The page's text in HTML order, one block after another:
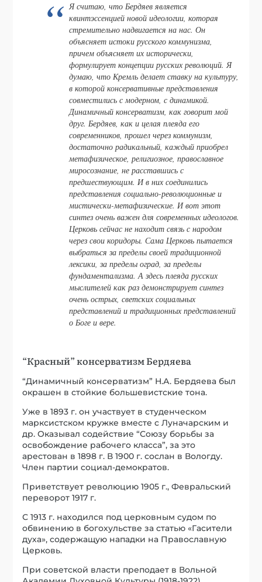
Я считаю, что Бердяев является
квинтэссенцией новой идеологии, которая
стремительно надвигается на нас. Он
объясняет истоки русского коммунизма,
причем объясняет их исторически,
формулирует концепции русских революций. Я
думаю, что Кремль делает ставку на культуру,
в которой консервативные представления
совместились с модерном, с динамикой.
Динамичный консерватизм, как говорит мой
друг. Бердяев, как и целая плеяда его
современников, прошел через коммунизм,
достаточно радикальный, каждый приобрел
метафизическое, религиозное, православное
миросознание, не расставшись с
предшествующим. И в них соединились
представления социально-революционные и
мистически-метафизические. И вот этот
синтез очень важен для современных идеологов.
Церковь сейчас не находит связь с народом
через свои коридоры. Сама Церковь пытается
выбраться за пределы своей традиционной
лексики, за пределы оград, за пределы
фундаментализма. А здесь плеяда русских
мыслителей как раз демонстрирует синтез
очень острых, светских социальных
представлений и традиционных представлений
о Боге и вере.
“Красный” консерватизм Бердяева
“Динамичный консерватизм” Н.А. Бердяева был
окрашен в стойкие большевистские тона.
Уже в 1893 г. он участвует в студенческом
марксистском кружке вместе с Луначарским и
др. Оказывал содействие “Союзу борьбы за
освобождение рабочего класса”, за это
арестован в 1898 г. В 1900 г. сослан в Вологду.
Член партии социал-демократов.
Приветствует революцию 1905 г., Февральский
переворот 1917 г.
С 1913 г. находился под церковным судом по
обвинению в богохульстве за статью «Гасители
духа», содержащую нападки на Православную
Церковь.
При советской власти преподает в Вольной